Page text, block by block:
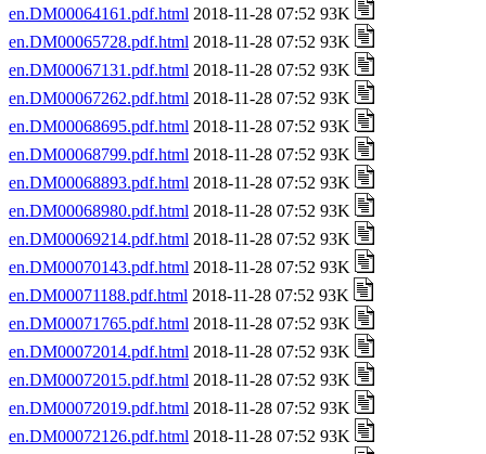
en.DM00064161.pdf.html 2018-11-28 07:52 93K
en.DM00065728.pdf.html 2018-11-28 07:52 93K
en.DM00067131.pdf.html 2018-11-28 07:52 93K
en.DM00067262.pdf.html 2018-11-28 07:52 93K
en.DM00068695.pdf.html 2018-11-28 07:52 93K
en.DM00068799.pdf.html 2018-11-28 07:52 93K
en.DM00068893.pdf.html 2018-11-28 07:52 93K
en.DM00068980.pdf.html 2018-11-28 07:52 93K
en.DM00069214.pdf.html 2018-11-28 07:52 93K
en.DM00070143.pdf.html 2018-11-28 07:52 93K
en.DM00071188.pdf.html 2018-11-28 07:52 93K
en.DM00071765.pdf.html 2018-11-28 07:52 93K
en.DM00072014.pdf.html 2018-11-28 07:52 93K
en.DM00072015.pdf.html 2018-11-28 07:52 93K
en.DM00072019.pdf.html 2018-11-28 07:52 93K
en.DM00072126.pdf.html 2018-11-28 07:52 93K